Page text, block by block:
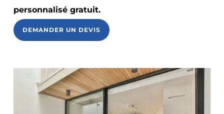
personnalisé gratuit.
DEMANDER UN DEVIS